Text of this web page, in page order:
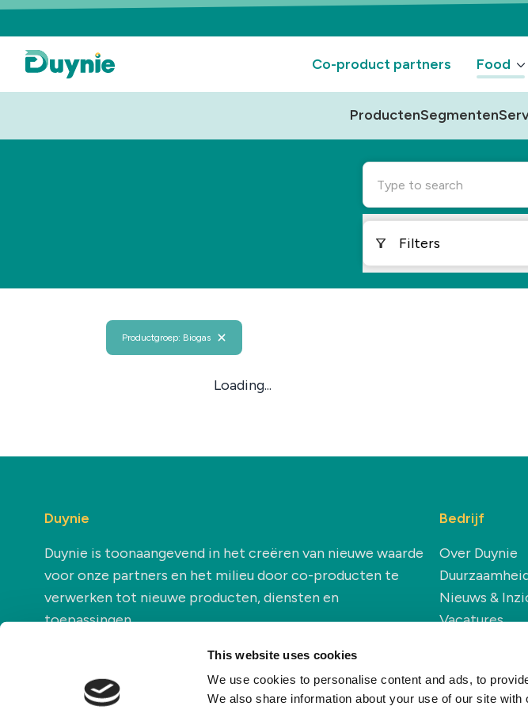
This website uses cookies
We use cookies to personalise content and ads, to
We also share information about your use of our site
Co-product partners Food
ProductenSegmenten
Type to search
Filters
Productgroep: Biogas
Loading...
Duynie
Duynie is toonaangevend in het creëren van nieuwe waarde
voor onze partners en het milieu door co-producten te
verwerken tot nieuwe producten, diensten en
toepassingen.
Bedrijf
Over Duynie
Nieuws &
Vacatures